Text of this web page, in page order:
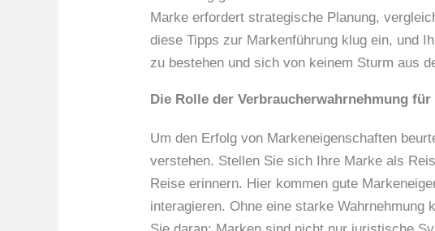
Marke erfordert strategische Planung,
diese Tipps zur Markenführung klug ein, und
zu bestehen und sich von keinem Sturm aus
Die Rolle der Verbraucherwahrnehmung
Um den Erfolg von Markeneigenschaften
verstehen. Stellen Sie sich Ihre Marke als
Reise erinnern. Hier kommen gute
interagieren. Ohne eine starke